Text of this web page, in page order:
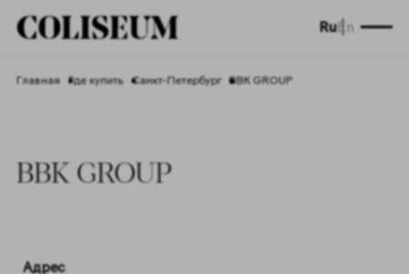
RuEn
Главная Где купить Санкт-Петербург BBK GROUP
BBK GROUP
Адрес